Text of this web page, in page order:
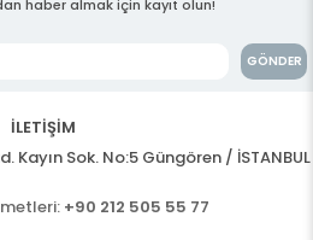
haber almak için kayıt olun!
GÖNDER
İLETİŞİM
Kayın Sok. No:5 Güngören / İSTANBUL
+90 212 505 55 77